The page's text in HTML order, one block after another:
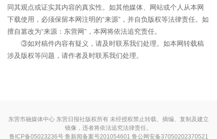
同其观点或证实其内容的真实性。如其他媒体、网站或个人从本网
下载使用，必须保留本网注明的“来源”，并自负版权等法律责任。如
擅自篡改为“来源：东营网”，本网将依法追究责任。
③如对稿件内容有疑义，请及时联系我们处理。如本网转载稿
涉及版权等问题，请作者及时联系我们处理。
东营市融媒体中心 东营日报社版权所有 未经授权禁止转载、摘编、复制及建立
镜像，违者将依法追究法律责任。
鲁ICP备05023236号鲁新闻备案号201054601 鲁公网安备37050202370521